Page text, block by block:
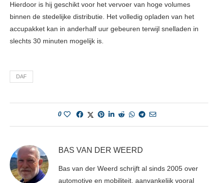
Hierdoor is hij geschikt voor het vervoer van hoge volumes
binnen de stedelijke distributie. Het volledig opladen van het
accupakket kan in anderhalf uur gebeuren terwijl snelladen in
slechts 30 minuten mogelijk is.
DAF
0
BAS VAN DER WEERD
Bas van der Weerd schrijft al sinds 2005 over
automotive en mobiliteit, aanvankelijk vooral